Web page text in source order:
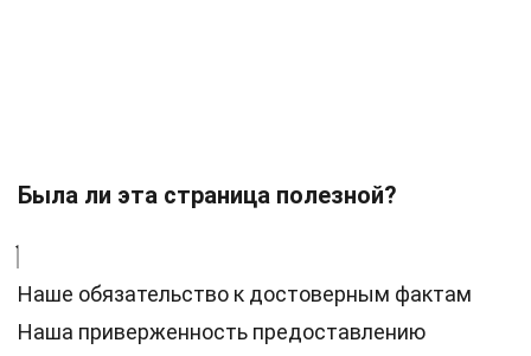
Была ли эта страница полезной?
Наше обязательство к достоверным фактам
Наша приверженность предоставлению